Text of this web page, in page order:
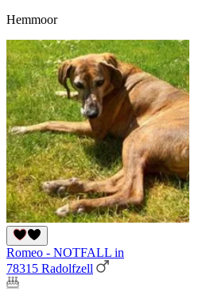
Hemmoor
Romeo - NOTFALL in
78315 Radolfzell